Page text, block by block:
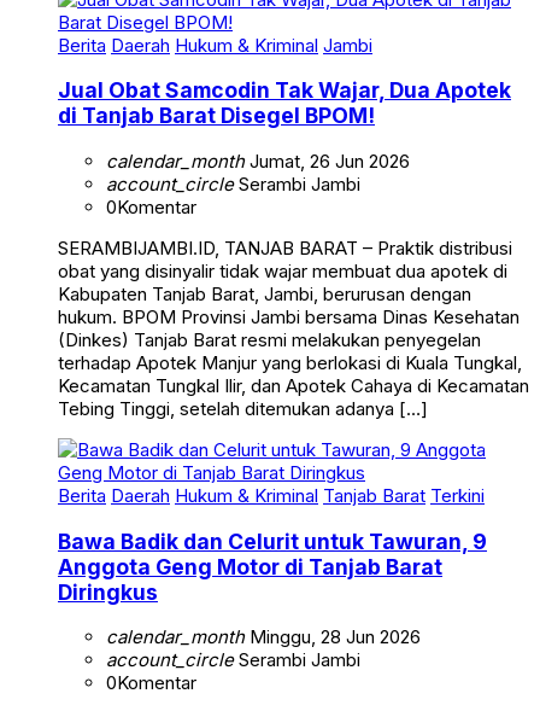
Berita Daerah Hukum & Kriminal
di Tanjab Barat Disegel BPOM!
account_circleSerambi Jambi
0Komentar
obat yang disinyalir tidak wajar membuat dua apotek di
Kabupaten Tanjab Barat, Jambi, berurusan dengan
hukum. BPOM Provinsi Jambi bersama Dinas Kesehatan
(Dinkes) Tanjab Barat resmi melakukan penyegelan
terhadap Apotek Manjur yang berlokasi di Kuala Tungkal,
Kecamatan Tungkal Ilir, dan Apotek Cahaya di Kecamatan
Tebing Tinggi, setelah ditemukan adanya […]
Berita Daerah Hukum & Kriminal Tanjab Barat
Anggota Geng Motor di Tanjab Barat
Diringkus
account_circleSerambi Jambi
0Komentar